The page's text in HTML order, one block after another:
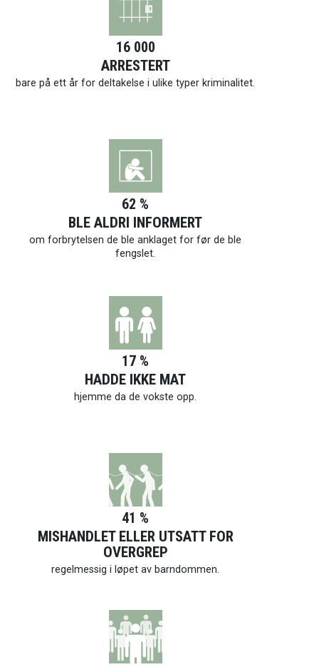
16 000
ARRESTERT
bare på ett år for deltakelse i ulike typer kriminalitet.
62 %
BLE ALDRI INFORMERT
om forbrytelsen de ble anklaget for før de ble
fengslet.
17 %
HADDE IKKE MAT
hjemme da de vokste opp.
41 %
MISHANDLET ELLER UTSATT FOR
OVERGREP
regelmessig i løpet av barndommen.